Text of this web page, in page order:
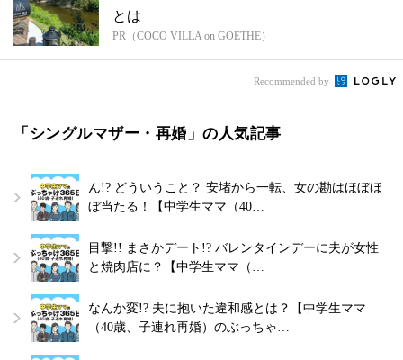
とは
PR（COCO VILLA on GOETHE）
Recommended by
「シングルマザー・再婚」の人気記事
ん!? どういうこと？ 安堵から一転、女の勘はほぼほ
ぼ当たる！【中学生ママ（40…
目撃!! まさかデート!? バレンタインデーに夫が女性
と焼肉店に？【中学生ママ（…
なんか変!? 夫に抱いた違和感とは？【中学生ママ
（40歳、子連れ再婚）のぶっちゃ…